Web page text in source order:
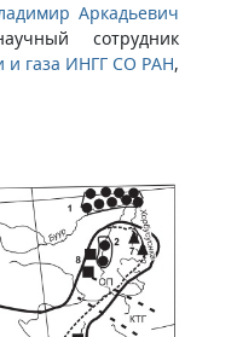
Аркадьевич
сотрудник
и газа ИНГГ СО РАН,